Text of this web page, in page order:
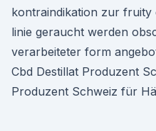
kontraindikation zur
linie geraucht werden
verarbeiteter form
Cbd Destillat Produzent
Produzent Schweiz für